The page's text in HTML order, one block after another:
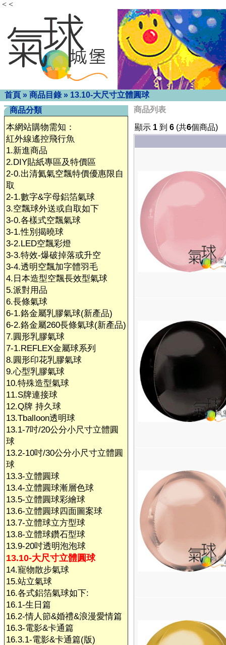
< <
首頁 » 商品目錄 » 13.10-大尺寸立體圓球
商品分類
本網站購物需知：
紅外線遙控飛行魚
1.新進商品
2.DIY貼紙專區及特價區
2-0.出清氦氣空飄特價優惠限自
取
2-1.數字&字母鋁箔氣球
3.空飄球外送或自取如下
3-0.各樣式空飄氣球
3-1.性別揭曉球
3-2.LED空飄彩燈
3-3.特效-爆破掉落或升空
3-4.透明空飄加字體羽毛
4.日本造型空飄長效型氣球
5.派對用品
6.長條氣球
6-1.鉻金屬乳膠氣球(新產品)
6-2.鉻金屬260長條氣球(新產品)
7.圓形乳膠氣球
7-1.REFLEX金屬球系列
8.圓形印花乳膠氣球
9.心型乳膠氣球
10.特殊造型氣球
11.S牌連接球
12.Q牌 持久球
13.Tballoon透明球
13.1-7吋/20公分小尺寸立體圓
球
13.2-10吋/30公分小尺寸立體圓
球
13.3-立體圓球
13.4-立體圓球漸層色球
13.5-立體圓球彩繪球
13.6-立體圓球四面圖案球
13.7-立體球立方型球
13.8-立體球鑽石型球
13.9-20吋透明泡泡球
13.10-大尺寸立體圓球
14.寵物散步氣球
15.站立氣球
16.各式鋁箔氣球如下:
16.1-生日篇
16.2-情人節&婚禮&浪漫愛情篇
16.3-電影&卡通篇
16.3.1-電影&卡通篇(版)
商品列表
顯示 1 到 6 (共6個商品)